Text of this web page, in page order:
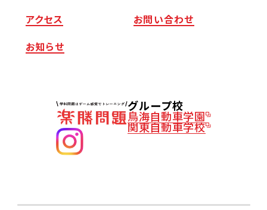
アクセス
お知らせ
お問い合わせ
グループ校
鳥海自動車学園
関東自動車学校